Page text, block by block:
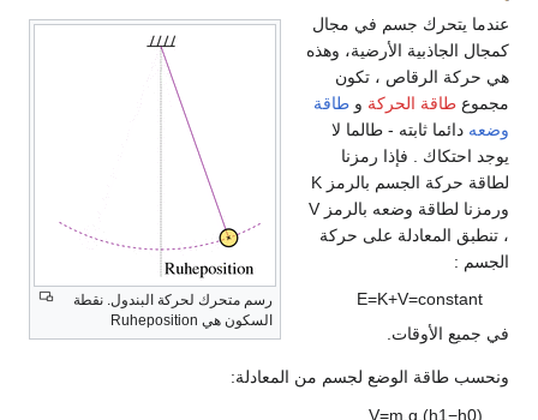
رسم متحرك لحركة البندول. نقطة
السكون هي Ruheposition
عندما يتحرك جسم في مجال
كمجال الجاذبية الأرضية، وهذه
هي حركة الرقاص ، تكون
مجموع طاقة الحركة و طاقة
وضعه دائما ثابته - طالما لا
يوجد احتكاك . فإذا رمزنا
لطاقة حركة الجسم بالرمز K
ورمزنا لطاقة وضعه بالرمز V
، تنطبق المعادلة على حركة
الجسم :
E=K+V=constant
في جميع الأوقات.
ونحسب طاقة الوضع لجسم من المعادلة:
V=m g (h1−h0)